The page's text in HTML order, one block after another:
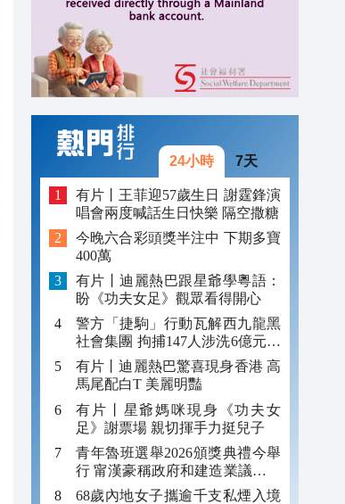
24小時 7天
有片丨王菲迎57歲生日 謝霆鋒演
唱會兩度喊話生日快樂 隔空撒糖
今晚六合彩頭獎半注中 下期多寶
400萬
有片丨迪麗熱巴跟星爺學粵語：
盼《功夫女足》觀眾看得開心
警方「捷駒」行動瓦解西九龍黑
社會集團 拘捕147人涉洗6億元黑
錢
有片丨迪麗熱巴驚喜現身香港 高
馬尾配白T 美麗明豔
有片丨星爺媽咪現身《功夫女
足》謝票場 親切揮手力挺兒子
青年魯班選舉2026頒獎典禮今舉
行 甯漢豪稱政府和建造業議會做
好培訓工作
68歲內地女子攜逾千支私煙入境